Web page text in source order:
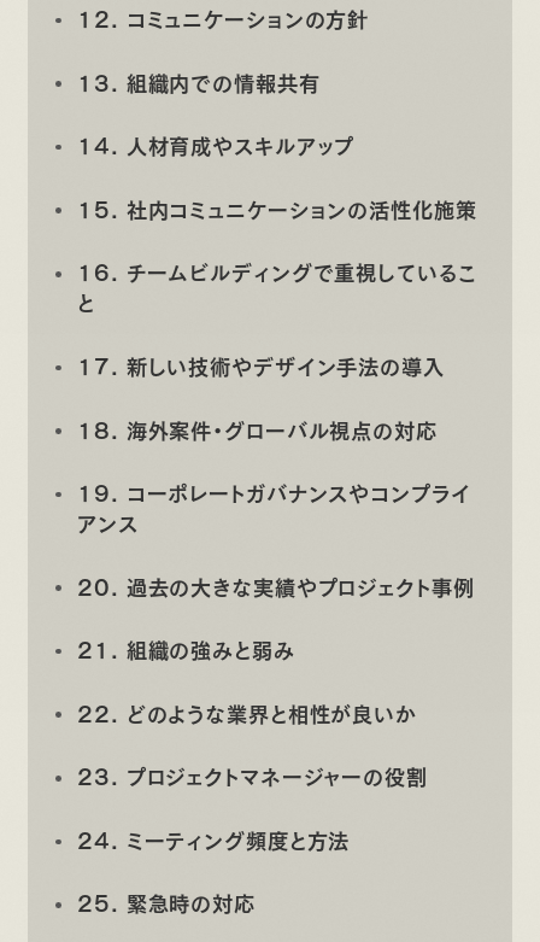
12. コミュニケーションの方針
13. 組織内での情報共有
14. 人材育成やスキルアップ
15. 社内コミュニケーションの活性化施策
16. チームビルディングで重視しているこ
と
17. 新しい技術やデザイン手法の導入
18. 海外案件・グローバル視点の対応
19. コーポレートガバナンスやコンプライ
アンス
20. 過去の大きな実績やプロジェクト事例
21. 組織の強みと弱み
22. どのような業界と相性が良いか
23. プロジェクトマネージャーの役割
24. ミーティング頻度と方法
25. 緊急時の対応